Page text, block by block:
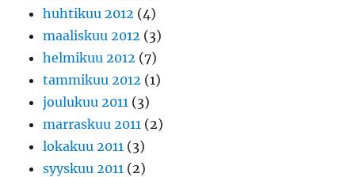
huhtikuu 2012 (4)
maaliskuu 2012 (3)
helmikuu 2012 (7)
tammikuu 2012 (1)
joulukuu 2011 (3)
marraskuu 2011 (2)
lokakuu 2011 (3)
syyskuu 2011 (2)